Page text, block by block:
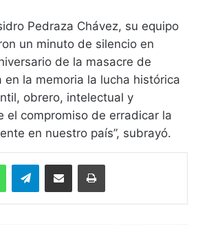
Pedraza Chávez, su equipo
un minuto de silencio en
de la masacre de
en la memoria la lucha histórica
obrero, intelectual y
el compromiso de erradicar la
en nuestro país”, subrayó.
WhatsAppTelegramCompartir vía email Imprimir